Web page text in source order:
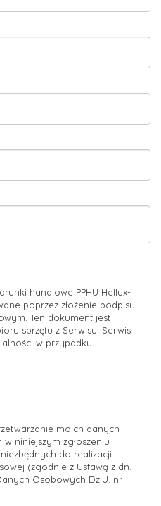
handlowe PPHU Hellux-
poprzez złożenie podpisu
Ten dokument jest
sprzętu z Serwisu. Serwis
w przypadku
moich danych
niniejszym zgłoszeniu
do realizacji
(zgodnie z Ustawą z dn.
Osobowych Dz.U. nr